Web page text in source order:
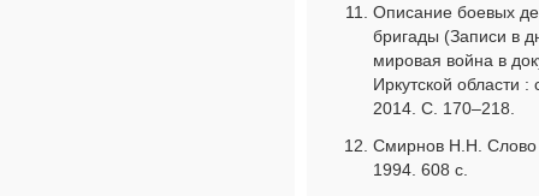
Описание боевых
бригады (Записи в
мировая война в
Иркутской области :
2014. С. 170–218.
Смирнов Н.Н. Слово
1994. 608 с.